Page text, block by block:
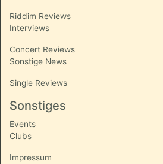
Riddim Reviews
Interviews
Concert Reviews
Sonstige News
Single Reviews
Sonstiges
Events
Clubs
Impressum